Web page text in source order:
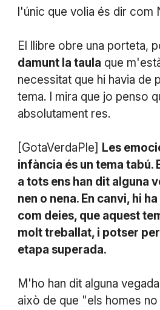
l'únic que volia és dir com
El llibre obre una porteta,
damunt la taula que
necessitat que hi havia de
tema. I mira que jo penso
absolutament res.
[GotaVerdaPle] Les
infància és un tema tabú.
a tots ens han dit alguna
nen o nena. En canvi, hi
com deies, que aquest
molt treballat, i potser per
etapa superada.
M'ho han dit alguna
això de que "els homes no